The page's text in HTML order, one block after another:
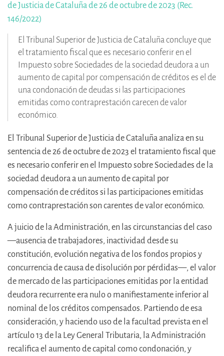
de Justicia de Cataluña de 26 de octubre de 2023 (Rec.
146/2022)
El Tribunal Superior de Justicia de Cataluña concluye que
el tratamiento fiscal que es necesario conferir en el
Impuesto sobre Sociedades de la sociedad deudora a un
aumento de capital por compensación de créditos es el de
una condonación de deudas si las participaciones
emitidas como contraprestación carecen de valor
económico.
El Tribunal Superior de Justicia de Cataluña analiza en su
sentencia de 26 de octubre de 2023 el tratamiento fiscal que
es necesario conferir en el Impuesto sobre Sociedades de la
sociedad deudora a un aumento de capital por
compensación de créditos si las participaciones emitidas
como contraprestación son carentes de valor económico.
A juicio de la Administración, en las circunstancias del caso
—ausencia de trabajadores, inactividad desde su
constitución, evolución negativa de los fondos propios y
concurrencia de causa de disolución por pérdidas—, el valor
de mercado de las participaciones emitidas por la entidad
deudora recurrente era nulo o manifiestamente inferior al
nominal de los créditos compensados. Partiendo de esa
consideración, y haciendo uso de la facultad prevista en el
artículo 13 de la Ley General Tributaria, la Administración
recalifica el aumento de capital como condonación, y